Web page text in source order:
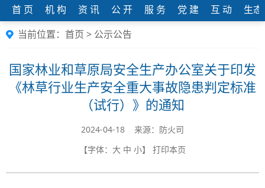
首 页 机 构 资 讯 公 开 服 务 党 建 互 动
生
当前位置： 首页 > 公示公告
国家林业和草原局安全生产办公室关于印发
《林草行业生产安全重大事故隐患判定标准
（试行）》的通知
2024-04-18 来源：防火司
【字体： 大 中 小】 打印本页